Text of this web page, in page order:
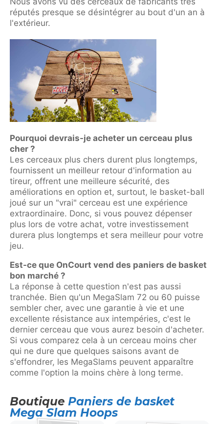
réputés presque se désintégrer au bout d'un an à
l'extérieur.
Pourquoi devrais-je acheter un cerceau plus
cher ?
Les cerceaux plus chers durent plus longtemps,
fournissent un meilleur retour d'information au
tireur, offrent une meilleure sécurité, des
améliorations en option et, surtout, le basket-ball
joué sur un "vrai" cerceau est une expérience
extraordinaire. Donc, si vous pouvez dépenser
plus lors de votre achat, votre investissement
durera plus longtemps et sera meilleur pour votre
jeu.
Est-ce que OnCourt vend des paniers de basket
bon marché ?
La réponse à cette question n'est pas aussi
tranchée. Bien qu'un MegaSlam 72 ou 60 puisse
sembler cher, avec une garantie à vie et une
excellente résistance aux intempéries, c'est le
dernier cerceau que vous aurez besoin d'acheter.
Si vous comparez cela à un cerceau moins cher
qui ne dure que quelques saisons avant de
s'effondrer, les MegaSlams peuvent apparaître
comme l'option la moins chère à long terme.
Boutique Paniers de basket
Mega Slam Hoops